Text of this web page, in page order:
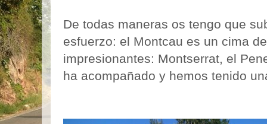
De todas maneras os tengo que
esfuerzo: el Montcau es un cima
impresionantes: Montserrat, el
ha acompañado y hemos tenido